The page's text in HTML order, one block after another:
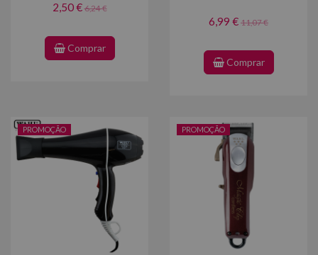
2,50 €6,24 €
Comprar
6,99 € 11,07 €
Comprar
PROMOÇÃO PROMOÇÃO